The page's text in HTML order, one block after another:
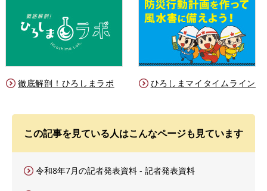
徹底解剖！ひろしまラボ ひろしまマイタイムライン
この記事を見ている人はこんなページも見ています
令和8年7月の記者発表資料 - 記者発表資料